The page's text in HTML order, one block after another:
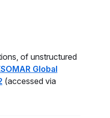
of unstructured
Global
(accessed via